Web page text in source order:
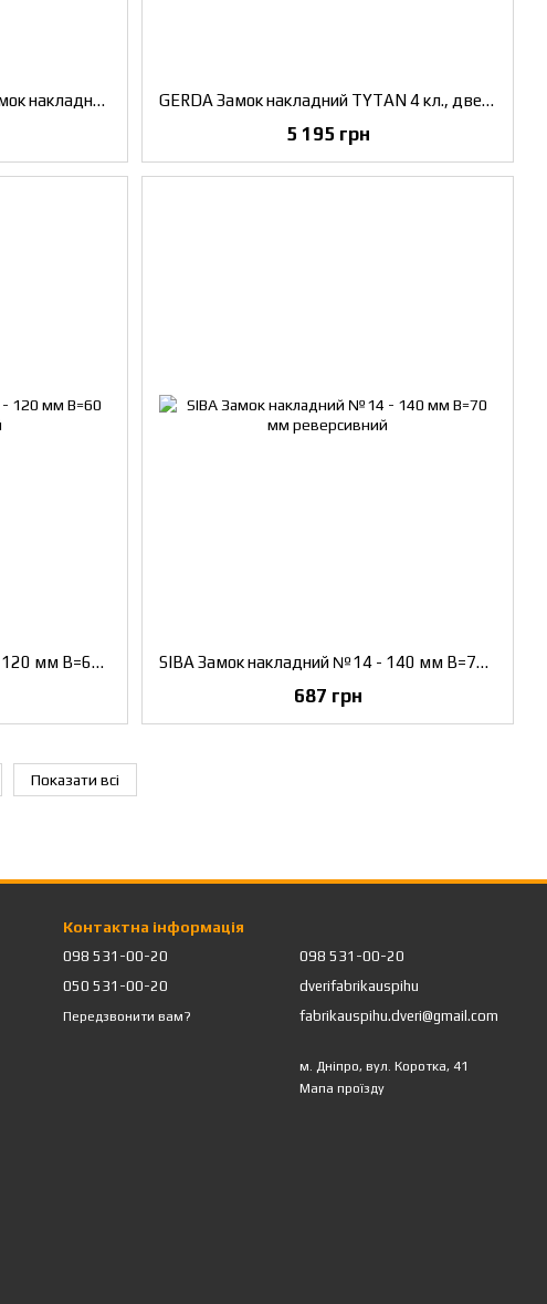
Mottura Art. 30401VS50C5 Замок накладной 3-риг с нажимным цилиндром, с ручкой изнутри, правый GERDA Замок накладний TYTAN 4 кл., двері до 96 мм, графіт
5 195 грн
SIBA Замок накладний №12 - 120 мм B=60 мм реверсивний SIBA Замок накладний №14 - 140 мм B=70 мм реверсивний
687 грн
Показати всі
Контактна інформація
098 531-00-20
050 531-00-20
Передзвонити вам?
098 531-00-20
dverifabrikauspihu
fabrikauspihu.dveri@gmail.com
м. Дніпро, вул. Коротка, 41
Мапа проїзду